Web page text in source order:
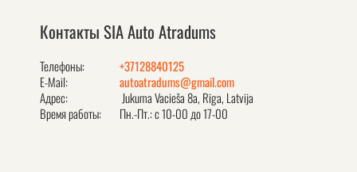
Контакты SIA Auto Atradums
Телефоны:
+37128840125
E-Mail:
autoatradums@gmail.com
Адрес:
Jukuma Vacieša 8a, Rīga, Latvija
Время работы:
Пн.-Пт.: с 10-00 до 17-00